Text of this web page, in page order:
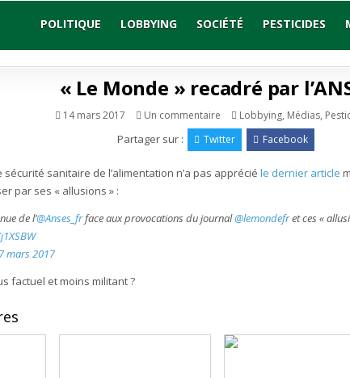
POLITIQUE LOBBYING SOCIÉTÉ PESTICIDES
« Le Monde » recadré par
14 mars 2017 Un commentaire sur
Monde »
recadré
par
Publié
Lobbying, Médias,
Partager sur : Twitter Facebook
sécurité sanitaire de l’alimentation n’a pas appréciéle dernier article
par ses « allusions » :
de l’@Anses_frface aux provocations du journal@lemondefret ces «
7 mars 2017
factuel et moins militant ?